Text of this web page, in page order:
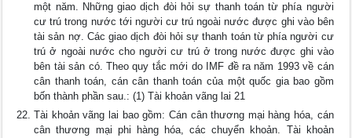
một năm. Những giao dịch đòi hỏi sự thanh toán từ phía người
cư trú trong nước tới người cư trú ngoài nước được ghi vào bên
tài sản nợ. Các giao dịch đòi hỏi sự thanh toán từ phía người cư
trú ở ngoài nước cho người cư trú ở trong nước được ghi vào
bên tài sản có. Theo quy tắc mới do IMF đề ra năm 1993 về cán
cân thanh toán, cán cân thanh toán của một quốc gia bao gồm
bốn thành phần sau.: (1) Tài khoản vãng lai 21
Tài khoản vãng lai bao gồm: Cán cân thương mại hàng hóa, cán
cân thương mại phi hàng hóa, các chuyển khoản. Tài khoản